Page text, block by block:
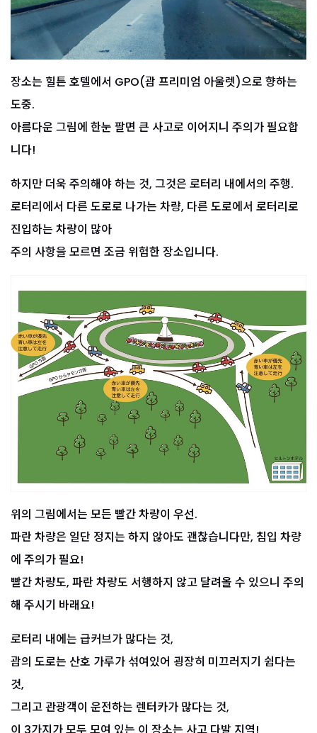
장소는 힐튼 호텔에서 GPO(괌 프리미엄 아울렛)으로 향하는
도중.
아름다운 그림에 한눈 팔면 큰 사고로 이어지니 주의가 필요합
니다!
하지만 더욱 주의해야 하는 것, 그것은 로터리 내에서의 주행.
로터리에서 다른 도로로 나가는 차량, 다른 도로에서 로터리로
진입하는 차량이 많아
주의 사항을 모르면 조금 위험한 장소입니다.
위의 그림에서는 모든 빨간 차량이 우선.
파란 차량은 일단 정지는 하지 않아도 괜찮습니다만, 침입 차량
에 주의가 필요!
빨간 차량도, 파란 차량도 서행하지 않고 달려올 수 있으니 주의
해 주시기 바래요!
로터리 내에는 급커브가 많다는 것,
괌의 도로는 산호 가루가 섞여있어 굉장히 미끄러지기 쉽다는
것,
그리고 관광객이 운전하는 렌터카가 많다는 것,